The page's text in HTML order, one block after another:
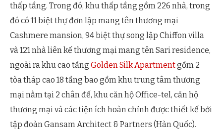
thấp tầng. Trong đó, khu thấp tầng gồm 226 nhà, trong
đó có 11 biệt thự đơn lập mang tên thương mại
Cashmere mansion, 94 biệt thự song lập Chiffon villa
và 121 nhà liên kế thương mại mang tên Sari residence,
ngoài ra khu cao tầng Golden Silk Apartmentgồm 2
tòa tháp cao 18 tầng bao gồm khu trung tâm thương
mại nằm tại 2 chân đế, khu căn hộ Office-tel, căn hộ
thương mại và các tiện ích hoàn chỉnh được thiết kế bởi
tập đoàn Gansam Architect & Partners (Hàn Quốc).